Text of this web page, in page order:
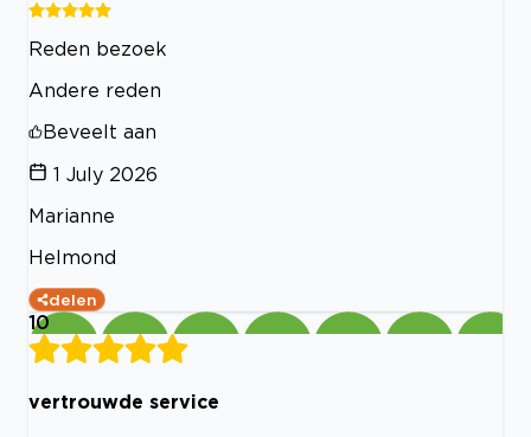
Reden bezoek
Andere reden
Beveelt aan
1 July 2026
Marianne
Helmond
delen
10
vertrouwde service